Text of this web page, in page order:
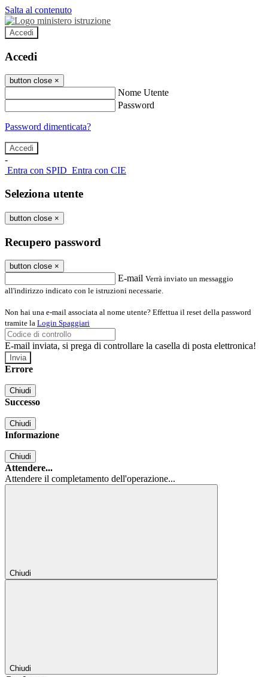
Salta al contenuto
Accedi
Accedi
button close ×
Nome Utente
Password
Password dimenticata?
-
Entra con SPID Entra con CIE
Seleziona utente
button close ×
Recupero password
button close ×
E-mail Verrà inviato un messaggio
all'indirizzo indicato con le istruzioni necessarie.
Non hai una e-mail associata al nome utente? Effettua il reset della password
tramite la Login Spaggiari
E-mail inviata, si prega di controllare la casella di posta elettronica!
Errore
Chiudi
Successo
Chiudi
Informazione
Chiudi
Attendere...
Attendere il completamento dell'operazione...
Chiudi
Chiudi